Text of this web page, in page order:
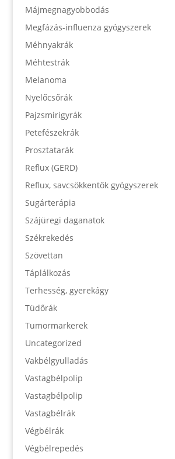
Májmegnagyobbodás
Megfázás-influenza gyógyszerek
Méhnyakrák
Méhtestrák
Melanoma
Nyelőcsőrák
Pajzsmirigyrák
Petefészekrák
Prosztatarák
Reflux (GERD)
Reflux, savcsökkentők gyógyszerek
Sugárterápia
Szájüregi daganatok
Székrekedés
Szövettan
Táplálkozás
Terhesség, gyerekágy
Tüdőrák
Tumormarkerek
Uncategorized
Vakbélgyulladás
Vastagbélpolip
Vastagbélpolip
Vastagbélrák
Végbélrák
Végbélrepedés